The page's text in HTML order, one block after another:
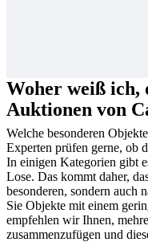
Woher weiß ich,
Auktionen von
Welche besonderen
Experten prüfen gerne, ob
In einigen Kategorien gibt
Lose. Das kommt daher,
besonderen, sondern auch
Sie Objekte mit einem
empfehlen wir Ihnen,
zusammenzufügen und